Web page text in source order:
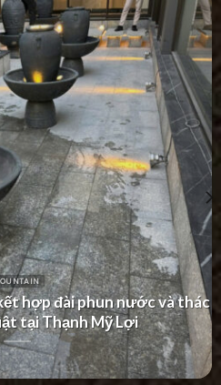
FOUNTAIN
đại tại Khu Dân Cư Hà Đô
Villa